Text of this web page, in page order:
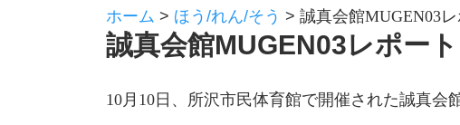
ホーム > ほう/れん/そう > 誠真会館MUGEN03
誠真会館MUGEN03レポー
10月10日、所沢市民体育館で開催された誠真会